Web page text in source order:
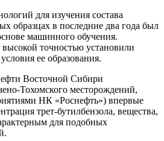
для изучения состава
образцах в последние два года был
машинного обучения.
точностью установили
ее образования.
Восточной Сибири
Тохомского месторождений,
НК «Роснефть») впервые
трет-бутилбензола, вещества,
для подобных